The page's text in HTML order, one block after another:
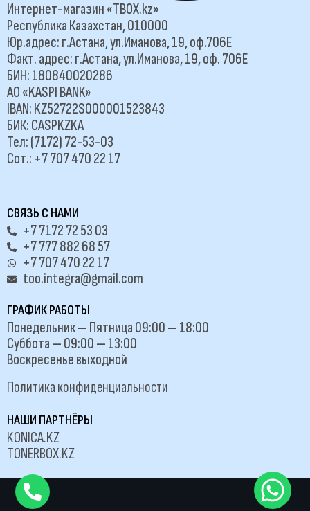
Интернет-магазин «TBOX.kz»
Республика Казахстан, 010000
Юр.адрес: г.Астана, ул.Иманова, 19, оф.706Е
Факт. адрес: г.Астана, ул.Иманова, 19, оф. 706Е
БИН: 180840020286
АО «KASPI BANK»
IBAN: KZ52722S000001523843
БИК: CASPKZKA
Тел: (7172) 72-53-03
Сот.: +7 707 470 22 17
СВЯЗЬ С НАМИ
+7 7172 72 53 03
+7 777 882 68 57
+7 707 470 22 17
too.integra@gmail.com
ГРАФИК РАБОТЫ
Понедельник — Пятница 09:00 — 18:00
Суббота — 09:00 — 13:00
Воскресенье выходной
Политика конфиденциальности
НАШИ ПАРТНЁРЫ
KONICA.KZ
TONERBOX.KZ